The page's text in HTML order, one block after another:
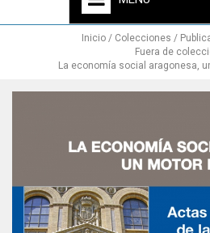
Inicio Colecciones
Fuera de
La economía social aragonesa,